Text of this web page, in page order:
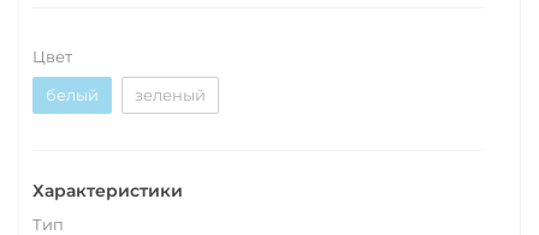
Цвет
белый
зеленый
Характеристики
Тип